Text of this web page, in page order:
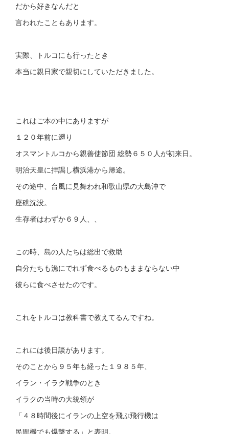
だから好きなんだと
言われたこともあります。
実際、トルコにも行ったとき
本当に親日家で親切にしていただきました。
これはご本の中にありますが
１２０年前に遡り
オスマントルコから親善使節団 総勢６５０人が初来日。
明治天皇に拝謁し横浜港から帰途。
その途中、台風に見舞われ和歌山県の大島沖で
座礁沈没。
生存者はわずか６９人、、
この時、島の人たちは総出で救助
自分たちも漁にでれず食べるものもままならない中
彼らに食べさせたのです。
これをトルコは教科書で教えてるんですね。
これには後日談があります。
そのことから９５年も経った１９８５年、
イラン・イラク戦争のとき
イラクの当時の大統領が
「４８時間後にイランの上空を飛ぶ飛行機は
民間機でも爆撃する」と表明。